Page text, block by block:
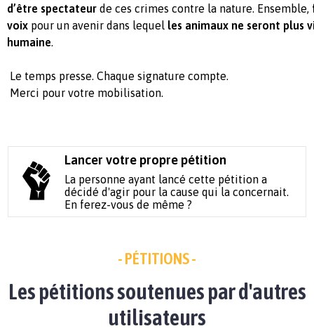
d’être spectateur de ces crimes contre la nature. Ensemble,
voix pour un avenir dans lequel les animaux ne seront plus
humaine.
Le temps presse. Chaque signature compte.
Merci pour votre mobilisation.
Lancer votre propre pétition
La personne ayant lancé cette pétition a
décidé d'agir pour la cause qui la concernait.
En ferez-vous de même ?
- PÉTITIONS -
Les pétitions soutenues par d'autres
utilisateurs